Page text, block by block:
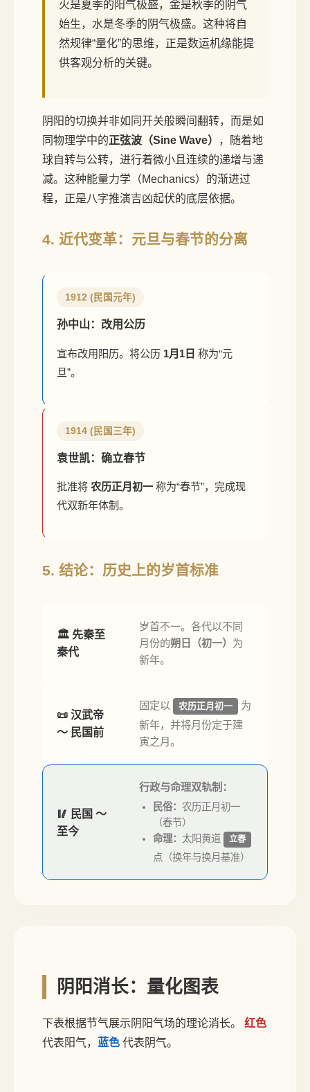
火是夏季的阳气极盛，金是秋季的阴气
始生，水是冬季的阴气极盛。这种将自
然规律“量化”的思维，正是数运机缘能提
供客观分析的关键。
阴阳的切换并非如同开关般瞬间翻转，而是如
同物理学中的正弦波（Sine Wave）
，随着地
球自转与公转，进行着微小且连续的递增与递
减。这种能量力学（Mechanics）的渐进过
程，正是八字推演吉凶起伏的底层依据。
4. 近代变革：元旦与春节的分离
1912 (民国元年)
孙中山：改用公历
宣布改用阳历。将公历 1月1日 称为“元
旦”。
1914 (民国三年)
袁世凯：确立春节
批准将 农历正月初一称为“春节”，完成现
代双新年体制。
5. 结论：历史上的岁首标准
🏛️ 先秦至
秦代
岁首不一。各代以不同
月份的朔日（初一） 为
新年。
📜 汉武帝
～ 民国前
固定以 农历正月初一
为
新年，并将月份定于建
寅之月。
🥢 民国 ～
至今
行政与命理双轨制：
民俗：农历正月初一
（春节）
命理： 太阳黄道 立春
点（换年与换月基准）
阴阳消长：量化图表
下表根据节气展示阴阳气场的理论消长。 红色
代表阳气，
蓝色 代表阴气。